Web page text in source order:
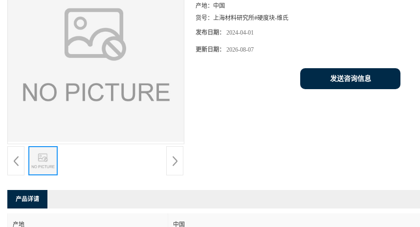
产地： 中国
货号：
上海材料研究所#硬度块-维氏
发布日期： 2024-04-01
更新日期： 2026-08-07
发送咨询信息
产品详请
产地 中国